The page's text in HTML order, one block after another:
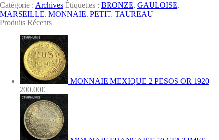
Catégorie : Archives Étiquettes : BRONZE, GAULOISE,
MARSEILLE, MONNAIE, PETIT, TAUREAU
Produits Récents
MONNAIE MEXIQUE 2 PESOS OR 1920
200.00€